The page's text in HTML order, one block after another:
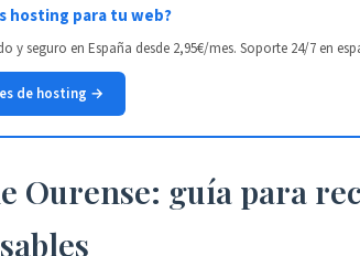
hosting para tu web?
y seguro en España desde 2,95€/mes. Soporte 24/7 en
de hosting →
Ourense: guía para